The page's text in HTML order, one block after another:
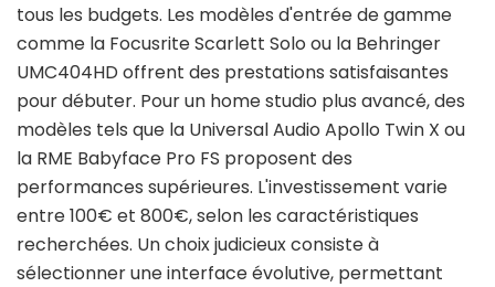
tous les budgets. Les modèles d'entrée de gamme
comme la Focusrite Scarlett Solo ou la Behringer
UMC404HD offrent des prestations satisfaisantes
pour débuter. Pour un home studio plus avancé, des
modèles tels que la Universal Audio Apollo Twin X ou
la RME Babyface Pro FS proposent des
performances supérieures. L'investissement varie
entre 100€ et 800€, selon les caractéristiques
recherchées. Un choix judicieux consiste à
sélectionner une interface évolutive, permettant